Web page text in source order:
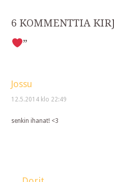
navigation
6 KOMMENTTIA
”
Jossu
12.5.2014 klo 22:49
senkin ihanat! <3